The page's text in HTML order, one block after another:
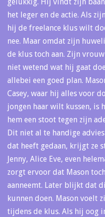
het leger en de actie. Als
hij de freelance klus wilt
nee. Maar omdat zijn
de klus toch aan. Zijn
niet wetend wat hij gaat
allebei een goed plan.
Casey, waar hij alles voor
jongen haar wilt kussen, is
hem een stoot tegen zijn
Dit niet al te handige advies
dat heeft gedaan, krijgt ze
Jenny, Alice Eve, even
zorgt ervoor dat Mason
aanneemt. Later blijkt dat
kunnen doen. Mason voelt
tijdens de klus. Als hij oog